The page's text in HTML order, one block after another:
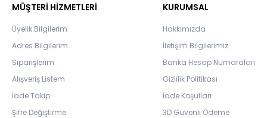
MÜŞTERİ HİZMETLERİ
Üyelik Bilgilerim
Adres Bilgilerim
Siparişlerim
Alışveriş Listem
İade Takip
Şifre Değiştirme
KURUMSAL
Hakkımızda
İletişim Bilgilerimiz
Banka Hesap Numaraları
Gizlilik Politikası
İade Koşulları
3D Güvenli Ödeme